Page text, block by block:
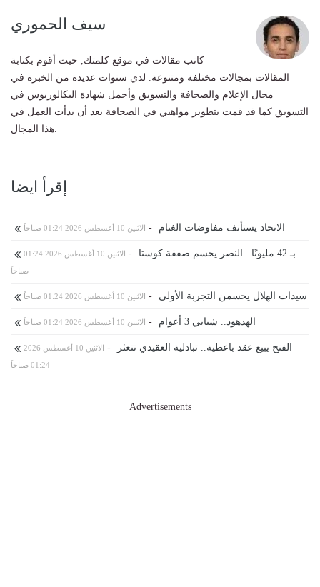
سيف الحموري
كاتب مقالات في موقع كلمتك, حيث أقوم بكتابة
المقالات بمجالات مختلفة ومتنوعة. لدي سنوات عديدة من الخبرة في
مجال الإعلام والصحافة والتسويق وأحمل شهادة البكالوريوس في
التسويق كما قد قمت بتطوير مواهبي في الصحافة بعد أن بدأت العمل في
هذا المجال.
إقرأ ايضا
الاتحاد يستأنف مفاوضات الغنام - الاثنين 10 أغسطس 2026 01:24 صباحاً
بـ 42 مليونًا.. النصر يحسم صفقة كوستا -
الاثنين 10 أغسطس 2026 01:24
صباحاً
سيدات الهلال يحسمن التجربة الأولى - الاثنين 10 أغسطس 2026 01:24 صباحاً
الهدهود.. شبابي 3 أعوام - الاثنين 10 أغسطس 2026 01:24 صباحاً
الفتح يبيع عقد باعطية.. تبادلية العقيدي تتعثر -
الاثنين 10 أغسطس 2026
01:24 صباحاً
Advertisements